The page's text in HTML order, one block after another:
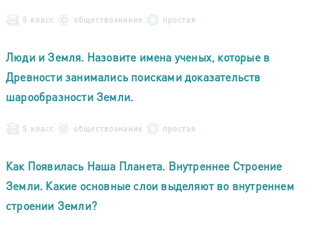
5 класс обществознание простая
Люди и Земля. Назовите имена ученых, которые в
Древности занимались поисками доказательств
шарообразности Земли.
5 класс обществознание простая
Как Появилась Наша Планета. Внутреннее Строение
Земли. Какие основные слои выделяют во внутреннем
строении Земли?